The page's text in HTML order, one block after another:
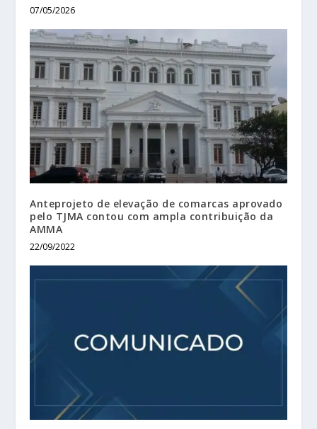
07/05/2026
Anteprojeto de elevação de comarcas aprovado
pelo TJMA contou com ampla contribuição da
AMMA
22/09/2022